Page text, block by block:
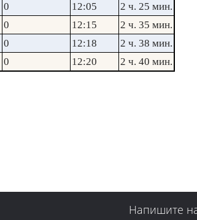
0 12:05
2 ч. 25 мин.
0 12:15
2 ч. 35 мин.
0 12:18
2 ч. 38 мин.
0 12:20 2 ч. 40 мин.
Напишите